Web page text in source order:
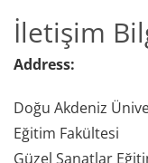
İletişim
Address:
Doğu Akdeniz
Eğitim Fakültesi
Güzel Sanatlar